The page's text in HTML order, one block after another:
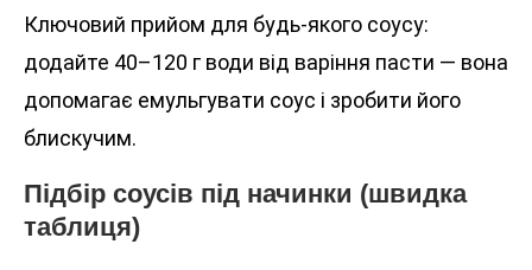
Ключовий прийом для будь-якого соусу:
додайте 40–120 г води від варіння пасти — вона
допомагає емульгувати соус і зробити його
блискучим.
Підбір соусів під начинки (швидка
таблиця)